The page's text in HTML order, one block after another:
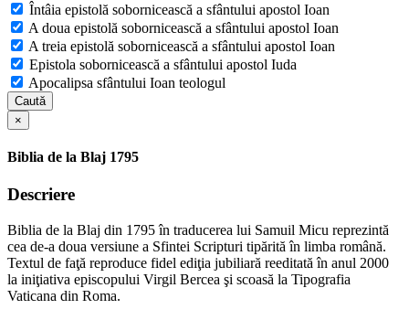
Întâia epistolă sobornicească a sfântului apostol Ioan
A doua epistolă sobornicească a sfântului apostol Ioan
A treia epistolă sobornicească a sfântului apostol Ioan
Epistola sobornicească a sfântului apostol Iuda
Apocalipsa sfântului Ioan teologul
Caută
×
Biblia de la Blaj 1795
Descriere
Biblia de la Blaj din 1795 în traducerea lui Samuil Micu reprezintă
cea de-a doua versiune a Sfintei Scripturi tipărită în limba română.
Textul de faţă reproduce fidel ediţia jubiliară reeditată în anul 2000
la iniţiativa episcopului Virgil Bercea şi scoasă la Tipografia
Vaticana din Roma.